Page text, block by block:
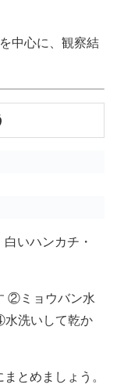
中心に、観察結
いハンカチ・
②ミョウバン水
洗いして乾か
とめましょう。